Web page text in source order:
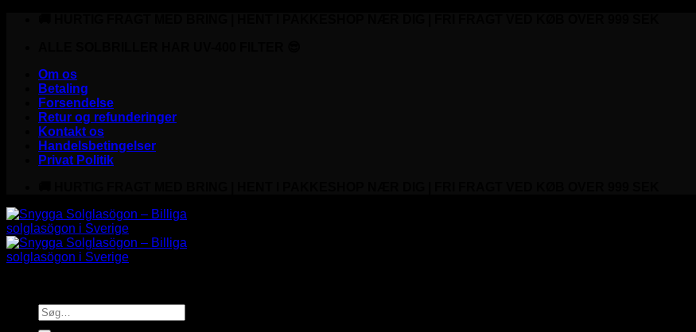
Om os
Betaling
Forsendelse
Retur og refunderinger
Kontakt os
Handelsbetingelser
Privat Politik
Søg
efter: